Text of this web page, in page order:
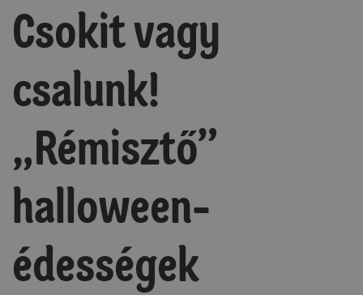
Csokit vagy
csalunk!
„Rémisztő”
halloween-
édességek